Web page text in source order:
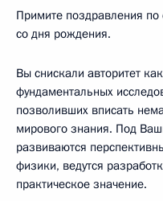
Примите поздравления
со дня рождения.
Вы снискали авторитет
фундаментальных
позволивших вписать
мирового знания. Под
развиваются
физики, ведутся
практическое значение.